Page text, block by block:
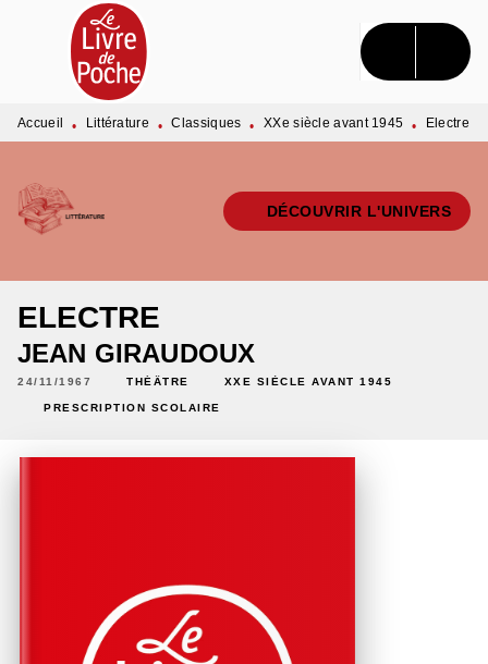
MENU RECHERCHE CONTENU
PIED DE PAGE
Accueil • Littérature • Classiques • XXe siècle avant 1945 • Electre
DÉCOUVRIR L'UNIVERS
ELECTRE
JEAN GIRAUDOUX
24/11/1967 THÉÂTRE XXE SIÈCLE AVANT 1945
PRESCRIPTION SCOLAIRE